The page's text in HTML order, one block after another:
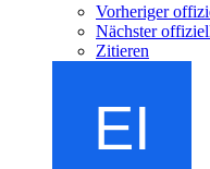
Vorheriger
Nächster
Zitieren